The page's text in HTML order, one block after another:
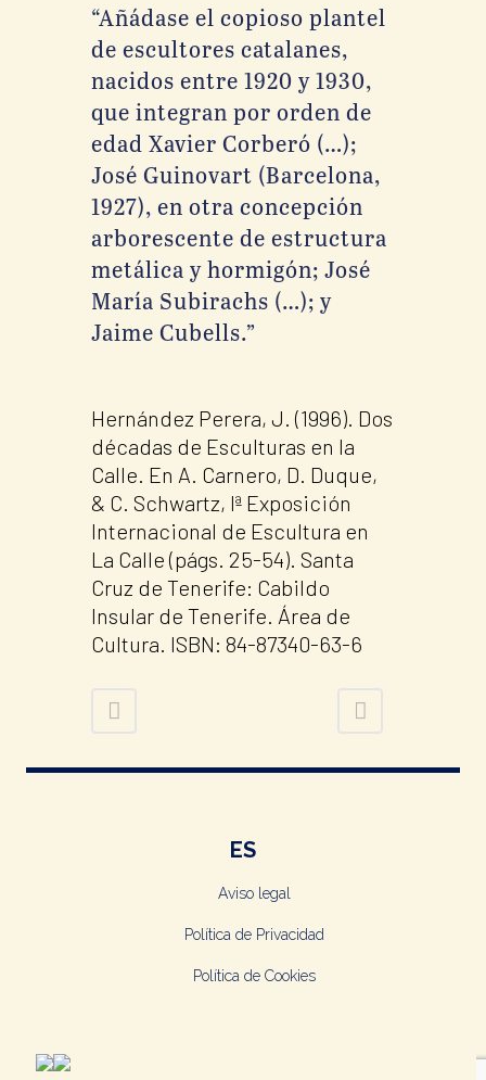
“Añádase el copioso plantel
de escultores catalanes,
nacidos entre 1920 y 1930,
que integran por orden de
edad Xavier Corberó (…);
José Guinovart (Barcelona,
1927), en otra concepción
arborescente de estructura
metálica y hormigón; José
María Subirachs (…); y
Jaime Cubells.”
Hernández Perera, J. (1996). Dos
décadas de Esculturas en la
Calle. En A. Carnero, D. Duque,
& C. Schwartz, Iª Exposición
Internacional de Escultura en
La Calle (págs. 25-54). Santa
Cruz de Tenerife: Cabildo
Insular de Tenerife. Área de
Cultura. ISBN: 84-87340-63-6
ES
Aviso legal
Política de Privacidad
Política de Cookies